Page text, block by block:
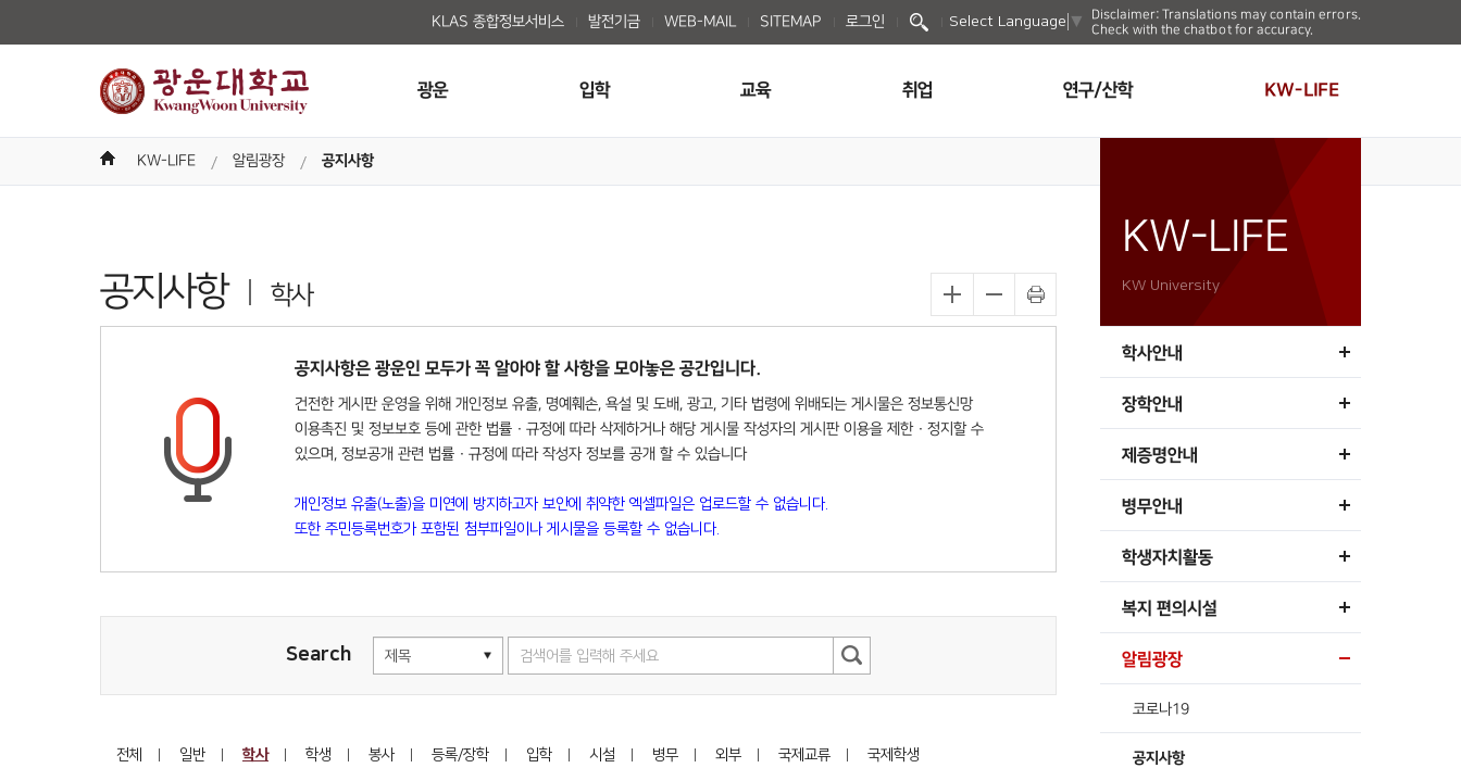
KLAS 종합정보서비스 발전기금 WEB-MAIL SITEMAP 로그인 Select Language ▼
Disclaimer: Translations may contain errors.
Check with the chatbot for accuracy.
광운 입학 교육 취업 연구/산학 KW-LIFE
KW-LIFE 알림광장 공지사항
공지사항 학사
공지사항은 광운인 모두가 꼭 알아야 할 사항을 모아놓은 공간입니다.
건전한 게시판 운영을 위해 개인정보 유출, 명예훼손, 욕설 및 도배, 광고, 기타 법령에 위배되는 게시물은 정보통신망
이용촉진 및 정보보호 등에 관한 법률 · 규정에 따라 삭제하거나 해당 게시물 작성자의 게시판 이용을 제한 · 정지할 수
있으며, 정보공개 관련 법률 · 규정에 따라 작성자 정보를 공개 할 수 있습니다
개인정보 유출(노출)을 미연에 방지하고자 보안에 취약한 엑셀파일은 업로드할 수 없습니다.
또한 주민등록번호가 포함된 첨부파일이나 게시물을 등록할 수 없습니다.
Search
전체 일반 학사 학생 봉사 등록/장학 입학 시설 병무 외부 국제교류 국제학생
KW-LIFE
KW University
학사안내
장학안내
제증명안내
병무안내
학생자치활동
복지 편의시설
알림광장
코로나19
공지사항